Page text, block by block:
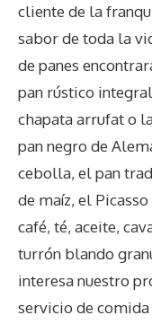
cliente de la
sabor de toda la
de panes
pan rústico
chapata arrufat o
pan negro de
cebolla, el pan
de maíz, el
café, té, aceite,
turrón blando
interesa nuestro
servicio de